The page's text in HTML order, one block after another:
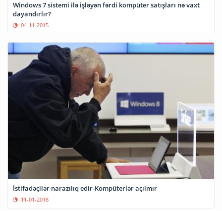
Windows 7 sistemi ilə işləyən fərdi kompüter satışları nə vaxt
dayandırlır?
04-11-2015
İstifadəçilər narazılıq edir-Kompüterlər açılmır
11-01-2018